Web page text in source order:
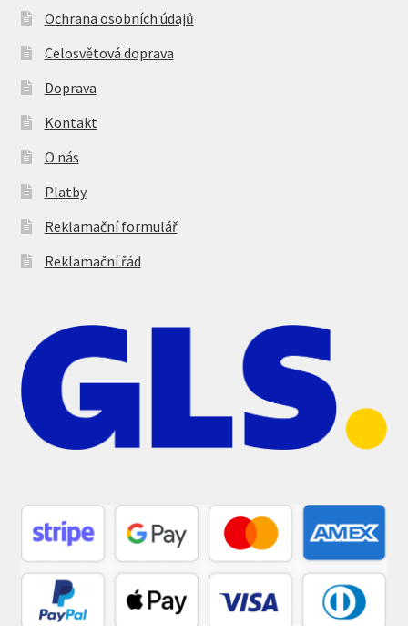
Ochrana osobních údajů
Celosvětová doprava
Doprava
Kontakt
O nás
Platby
Reklamační formulář
Reklamační řád